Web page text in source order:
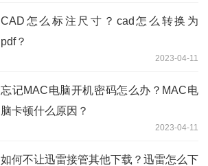
CAD怎么标注尺寸？cad怎么转换为
pdf？
2023-04-11
忘记MAC电脑开机密码怎么办？MAC电
脑卡顿什么原因？
2023-04-11
如何不让迅雷接管其他下载？迅雷怎么下